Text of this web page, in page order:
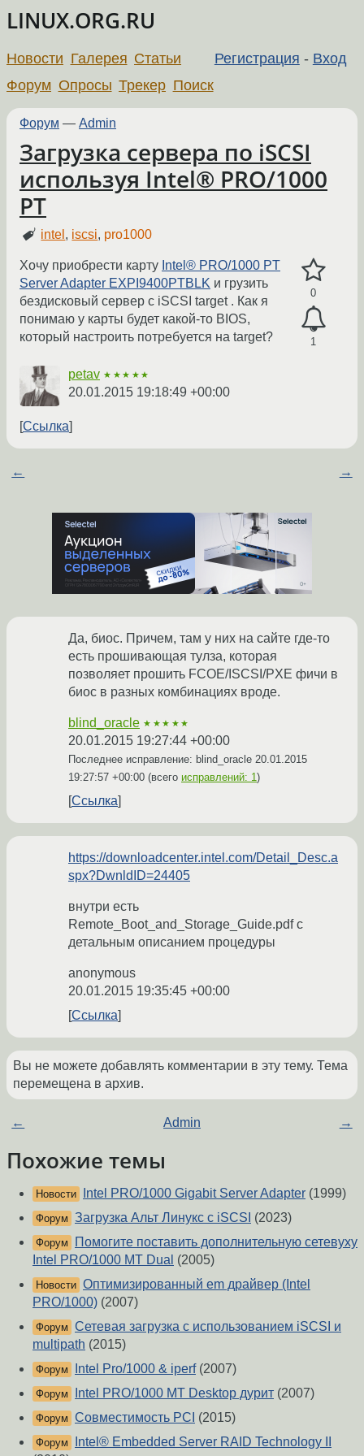
LINUX.ORG.RU
Регистрация - Вход
Новости Галерея Статьи
Форум Опросы Трекер Поиск
Форум — Admin
Загрузка сервера по iSCSI
используя Intel® PRO/1000
PT
intel , iscsi, pro1000
0
1
Хочу приобрести карту Intel® PRO/1000 PT
Server Adapter EXPI9400PTBLK и грузить
бездисковый сервер с iSCSI target . Как я
понимаю у карты будет какой-то BIOS,
который настроить потребуется на target?
petav ★★★★★
20.01.2015 19:18:49 +00:00
Ссылка
← →
Да, биос. Причем, там у них на сайте где-то
есть прошивающая тулза, которая
позволяет прошить FCOE/ISCSI/PXE фичи в
биос в разных комбинациях вроде.
blind_oracle ★★★★★
20.01.2015 19:27:44 +00:00
Последнее исправление: blind_oracle 20.01.2015
19:27:57 +00:00 (всего исправлений: 1)
Ссылка
https://downloadcenter.intel.com/Detail_Desc.a
spx?DwnldID=24405
внутри есть
Remote_Boot_and_Storage_Guide.pdf с
детальным описанием процедуры
anonymous
20.01.2015 19:35:45 +00:00
Ссылка
Вы не можете добавлять комментарии в эту тему. Тема
перемещена в архив.
← Admin →
Похожие темы
Новости Intel PRO/1000 Gigabit Server Adapter (1999)
Форум Загрузка Альт Линукс с iSCSI (2023)
Форум
Помогите поставить дополнительную сетевуху
Intel PRO/1000 MT Dual (2005)
Новости Оптимизированный em драйвер (Intel
PRO/1000) (2007)
Форум Сетевая загрузка с использованием iSCSI и
multipath (2015)
Форум Intel Pro/1000 & iperf(2007)
Форум Intel PRO/1000 MT Desktop дурит (2007)
Форум Совместимость PCI (2015)
Форум
Intel® Embedded Server RAID Technology II